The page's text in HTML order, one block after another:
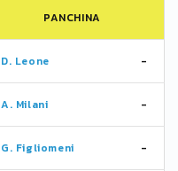
PANCHINA
D. Leone -
A. Milani -
G. Figliomeni -